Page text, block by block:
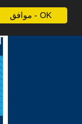
موافق - OK